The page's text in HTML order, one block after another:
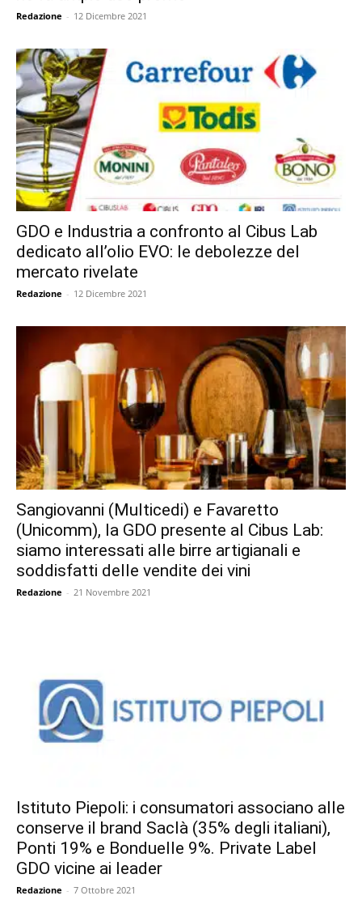
Redazione - 12 Dicembre 2021
GDO e Industria a confronto al Cibus Lab
dedicato all’olio EVO: le debolezze del
mercato rivelate
Redazione - 12 Dicembre 2021
Sangiovanni (Multicedi) e Favaretto
(Unicomm), la GDO presente al Cibus Lab:
siamo interessati alle birre artigianali e
soddisfatti delle vendite dei vini
Redazione - 21 Novembre 2021
Istituto Piepoli: i consumatori associano alle
conserve il brand Saclà (35% degli italiani),
Ponti 19% e Bonduelle 9%. Private Label
GDO vicine ai leader
Redazione - 7 Ottobre 2021